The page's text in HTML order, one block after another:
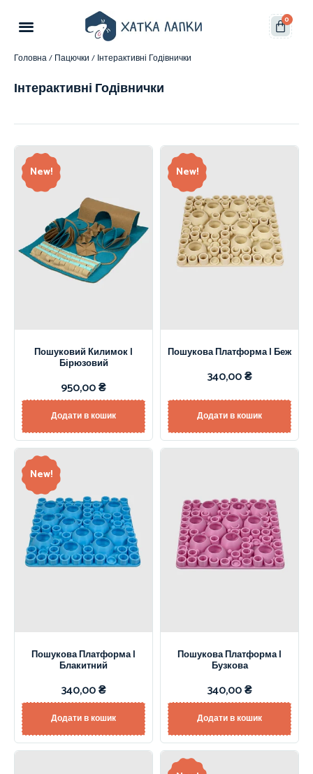
0
Головна/ Пацючки / Інтерактивні Годівнички
Інтерактивні Годівнички
New!
Пошуковий Килимок |
Бірюзовий
950,00₴
Додати в кошик
New!
Пошукова Платформа | Беж
340,00₴
Додати в кошик
New!
Пошукова Платформа |
Блакитний
340,00₴
Додати в кошик
Пошукова Платформа |
Бузкова
340,00₴
Додати в кошик